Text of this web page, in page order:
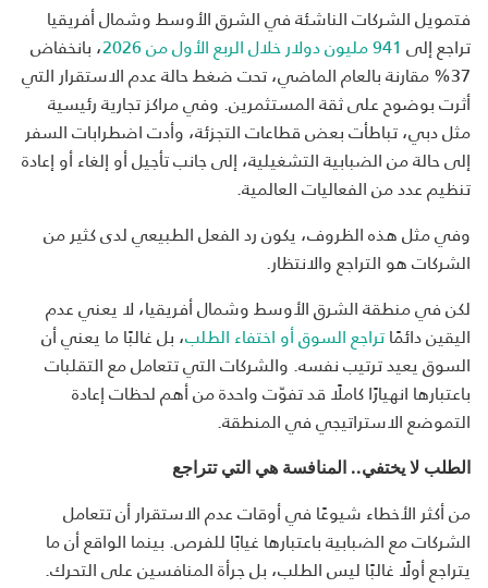
فتمويل الشركات الناشئة في الشرق الأوسط وشمال أفريقيا
تراجع إلى 941 مليون دولار خلال الربع الأول من 2026
، بانخفاض
37% مقارنة بالعام الماضي، تحت ضغط حالة عدم الاستقرار التي
أثرت بوضوح على ثقة المستثمرين. وفي مراكز تجارية رئيسية
مثل دبي، تباطأت بعض قطاعات التجزئة، وأدت اضطرابات السفر
إلى حالة من الضبابية التشغيلية، إلى جانب تأجيل أو إلغاء أو إعادة
تنظيم عدد من الفعاليات العالمية.
وفي مثل هذه الظروف، يكون رد الفعل الطبيعي لدى كثير من
الشركات هو التراجع والانتظار.
لكن في منطقة الشرق الأوسط وشمال أفريقيا، لا يعني عدم
اليقين دائمًاتراجع السوق أو اختفاء الطلب، بل غالبًا ما يعني أن
السوق يعيد ترتيب نفسه. والشركات التي تتعامل مع التقلبات
باعتبارها انهيارًا كاملًا قد تفوّت واحدة من أهم لحظات إعادة
التموضع الاستراتيجي في المنطقة.
الطلب لا يختفي.. المنافسة هي التي تتراجع
من أكثر الأخطاء شيوعًا في أوقات عدم الاستقرار أن تتعامل
الشركات مع الضبابية باعتبارها غيابًا للفرص. بينما الواقع أن ما
يتراجع أولًا غالبًا ليس الطلب، بل جرأة المنافسين على التحرك.